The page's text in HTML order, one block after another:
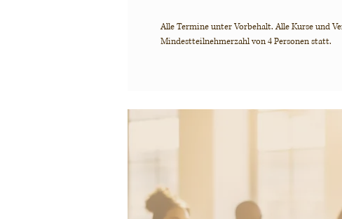
Alle Termine unter Vorbehalt.Alle Kurse und
Mindestteilnehmerzahl von 4 Personen statt.